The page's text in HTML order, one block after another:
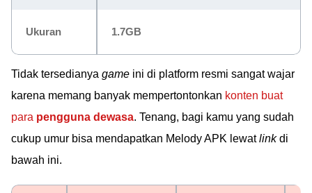
Ukuran 1.7GB
Tidak tersedianya game ini di platform resmi sangat wajar
karena memang banyak mempertontonkan konten buat
para pengguna dewasa. Tenang, bagi kamu yang sudah
cukup umur bisa mendapatkan Melody APK lewatlinkdi
bawah ini.